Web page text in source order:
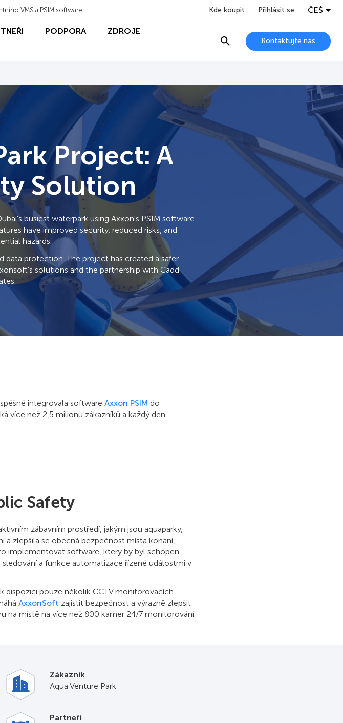
VMS a PSIM software Kde koupit Přihlásit se ČEŠ
PODPORA ZDROJE
Kontaktujte nás
Project: A
Solution
busiest waterpark using Axxon's PSIM software.
have improved security, reduced risks, and
hazards.
data protection. The project has created a safer
solutions and the partnership with Cadd
integrovala software Axxon PSIM do
více než 2,5 milionu zákazníků a každý den
Safety
zábavním prostředí, jakým jsou aquaparky,
a zlepšila se obecná bezpečnost místa konání,
implementovat software, který by byl schopen
a funkce automatizace řízené událostmi v
dispozici pouze několik CCTV monitorovacích
AxxonSoft zajistit bezpečnost a výrazně zlepšit
na místě na více než 800 kamer 24/7 monitorování.
Zákazník
Aqua Venture Park
Partneři